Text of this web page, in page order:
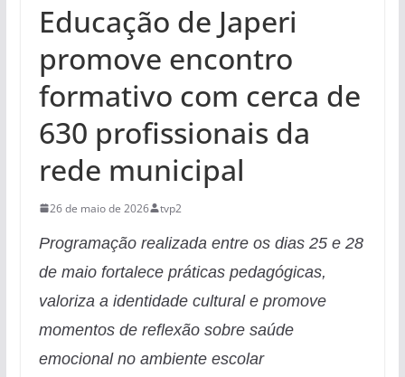
Educação de Japeri
promove encontro
formativo com cerca de
630 profissionais da
rede municipal
26 de maio de 2026 tvp2
Programação realizada entre os dias 25 e 28
de maio fortalece práticas pedagógicas,
valoriza a identidade cultural e promove
momentos de reflexão sobre saúde
emocional no ambiente escolar